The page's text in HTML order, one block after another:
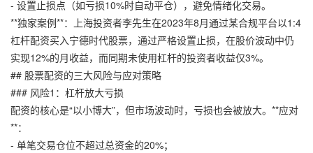
- 设置止损点（如亏损10%时自动平仓），避免情绪化交易。
**独家案例**：上海投资者李先生在2023年8月通过某合规平台以1:4
杠杆配资买入宁德时代股票，通过严格设置止损，在股价波动中仍
实现12%的月收益，而同期未使用杠杆的投资者收益仅3%。
## 股票配资的三大风险与应对策略
### 风险1：杠杆放大亏损
配资的核心是“以小博大”，但市场波动时，亏损也会被放大。**应对
**：
- 单笔交易仓位不超过总资金的20%；